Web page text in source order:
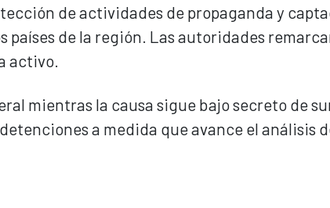
de actividades de propaganda y
países de la región. Las autoridades
activo.
mientras la causa sigue bajo secreto de
a medida que avance el análisis